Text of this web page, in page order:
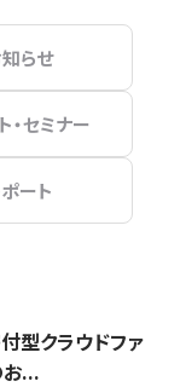
らせ
・セミナー
ート
型クラウドファ
お...